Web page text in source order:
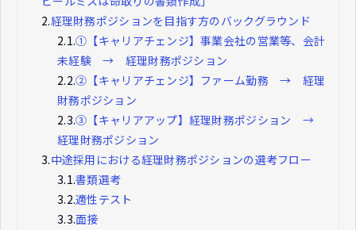
2.経理財務ポジションを目指す方のバックグラウンド
2.1.①【キャリアチェンジ】事業会社の営業等、会計
未経験 → 経理財務ポジション
2.2.②【キャリアチェンジ】ファーム勤務 → 経理
財務ポジション
2.3.③【キャリアアップ】経理財務ポジション →
経理財務ポジション
3.中途採用における経理財務ポジションの選考フロー
3.1.書類選考
3.2.適性テスト
3.3.面接